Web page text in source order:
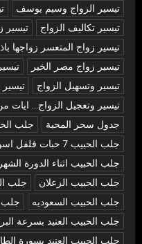
تيسير الزواج وسيم يوسف
تيسير تكاليف الزواج
تيسير
تيسير زواج المتعسر زواجها
تيسير زواج مصر الخير
تيسير وتسهيل الزواج
تيسير وتعجيل الزواج... ايات
جدول سحر المحبة
جلب
جلب الحبيب 7 حبات فلفل اسود
جلب الحبيب اثناء الدورة
جلب الحبيب الزعلان
جلب
جلب الحبيب السعوديه
جلب
جلب الحبيب العنيد بسرعة
جلب الحبيب العنيد بسورة